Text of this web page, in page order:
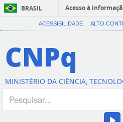
BRASIL
Acesso à
ACESSIBILIDADE ALTO
CNPq
MINISTÉRIO DA CIÊNCIA,